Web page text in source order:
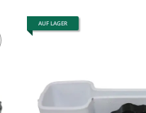
AUF LAGER